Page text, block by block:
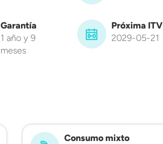
Garantía
1 año y 9
meses
Próxima ITV
2029-05-21
Consumo mixto